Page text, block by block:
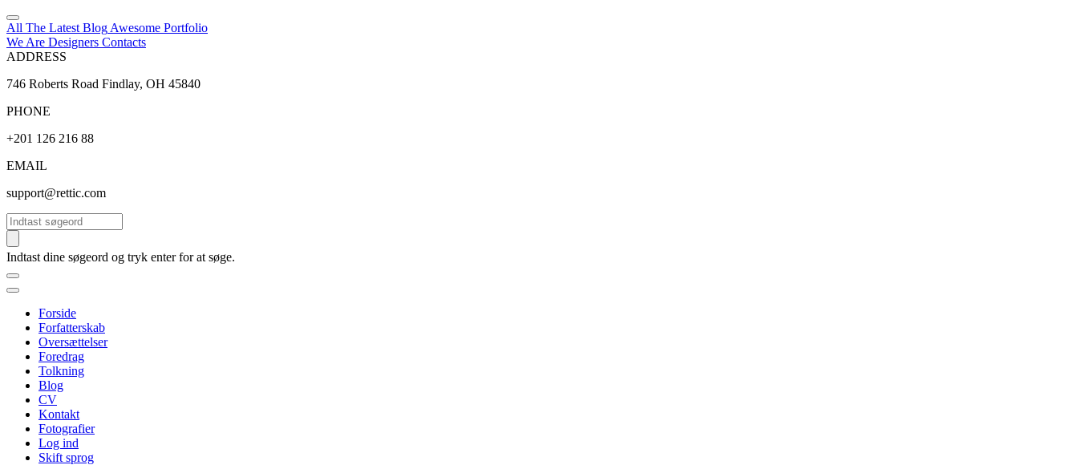
All The Latest Blog Awesome Portfolio
We Are Designers Contacts
ADDRESS
746 Roberts Road Findlay, OH 45840
PHONE
+201 126 216 88
EMAIL
support@rettic.com
Søg
Indtast dine søgeord og tryk enter for at søge.
Forside
Forfatterskab
Oversættelser
Foredrag
Tolkning
Blog
CV
Kontakt
Fotografier
Log ind
Skift sprog